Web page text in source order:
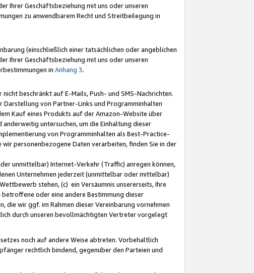
Ihrer Geschäftsbeziehung mit uns oder unseren
zu anwendbarem Recht und Streitbeilegung in
(einschließlich einer tatsächlichen oder angeblichen
Ihrer Geschäftsbeziehung mit uns oder unseren
in Anhang 3.
beschränkt auf E-Mails, Push- und SMS-Nachrichten.
Darstellung von Partner-Links und Programminhalten
Kauf eines Produkts auf der Amazon-Website über
untersuchen, um die Einhaltung dieser
von Programminhalten als Best-Practice-
personenbezogene Daten verarbeiten, finden Sie in der
unmittelbar) Internet-Verkehr (Traffic) anregen können,
Unternehmen jederzeit (unmittelbar oder mittelbar)
stehen, (c) ein Versäumnis unsererseits, Ihre
oder eine andere Bestimmung dieser
die wir ggf. im Rahmen dieser Vereinbarung vornehmen
durch unseren bevollmächtigten Vertreter vorgelegt
noch auf andere Weise abtreten. Vorbehaltlich
rechtlich bindend, gegenüber den Parteien und